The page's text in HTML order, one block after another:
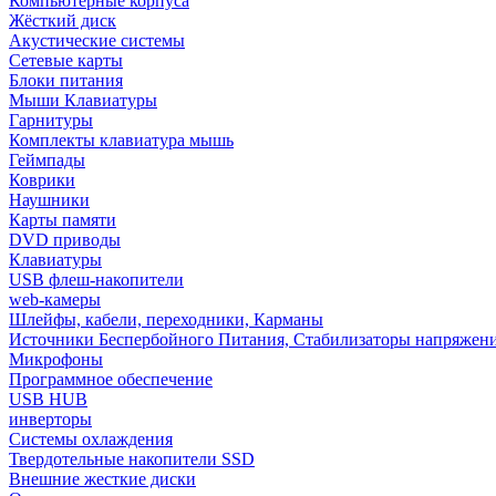
Жёсткий диск
Акустические системы
Сетевые карты
Блоки питания
Мыши Клавиатуры
Гарнитуры
Комплекты клавиатура мышь
Геймпады
Коврики
Наушники
Карты памяти
DVD приводы
Клавиатуры
USB флеш-накопители
web-камеры
Шлейфы, кабели, переходники, Карманы
Источники Беспербойного Питания, Стабилизаторы
Микрофоны
Программное обеспечение
USB HUB
инверторы
Системы охлаждения
Твердотельные накопители SSD
Внешние жесткие диски